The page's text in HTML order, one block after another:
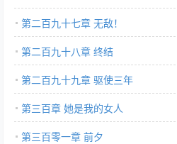
第二百九十七章 无敌！
第二百九十八章 终结
第二百九十九章 驱使三年
第三百章 她是我的女人
第三百零一章 前夕